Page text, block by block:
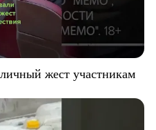
жест участникам